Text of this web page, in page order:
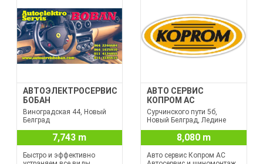
АВТОЭЛЕКТРОСЕРВИС
БОБАН
Виноградская 44, Новый
Белград
7,743 m
Быстро и эффективно
АВТО СЕРВИС
КОПРОМ АС
Сурчинского пути 5б,
Новый Белград, Ледине
8,080 m
Авто сервис Копром АС